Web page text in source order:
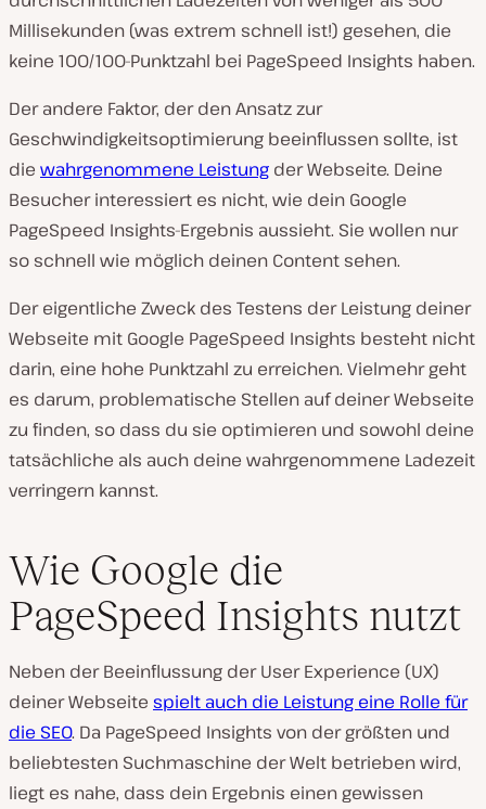
Millisekunden (was extrem schnell ist!) gesehen, die
keine 100/100-Punktzahl bei PageSpeed Insights haben.
Der andere Faktor, der den Ansatz zur
Geschwindigkeitsoptimierung beeinflussen sollte, ist
die wahrgenommene Leistung der Webseite. Deine
Besucher interessiert es nicht, wie dein Google
PageSpeed Insights-Ergebnis aussieht. Sie wollen nur
so schnell wie möglich deinen Content sehen.
Der eigentliche Zweck des Testens der Leistung deiner
Webseite mit Google PageSpeed Insights besteht nicht
darin, eine hohe Punktzahl zu erreichen. Vielmehr geht
es darum, problematische Stellen auf deiner Webseite
zu finden, so dass du sie optimieren und sowohl deine
tatsächliche als auch deine wahrgenommene Ladezeit
verringern kannst.
Wie Google die
PageSpeed Insights nutzt
Neben der Beeinflussung der User Experience (UX)
deiner Webseite spielt auch die Leistung eine Rolle für
die SEO. Da PageSpeed Insights von der größten und
beliebtesten Suchmaschine der Welt betrieben wird,
liegt es nahe, dass dein Ergebnis einen gewissen